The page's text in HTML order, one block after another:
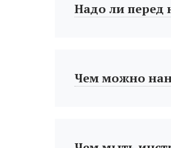
Надо ли перед
Чем можно